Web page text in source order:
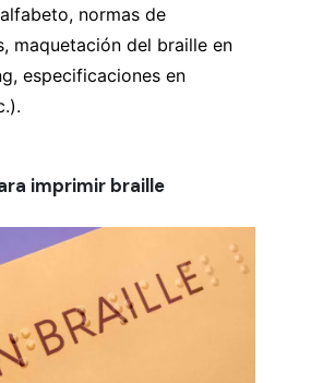
normas de
maquetación del braille en
especificaciones en
imprimir braille